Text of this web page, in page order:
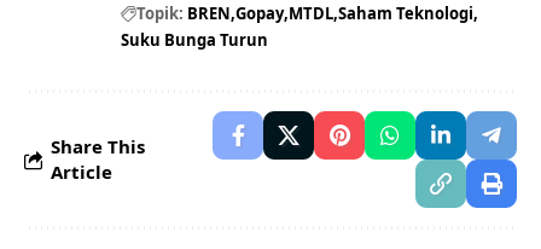
Topik: BREN Gopay MTDL Saham Teknologi
Suku Bunga Turun
Share This
Article